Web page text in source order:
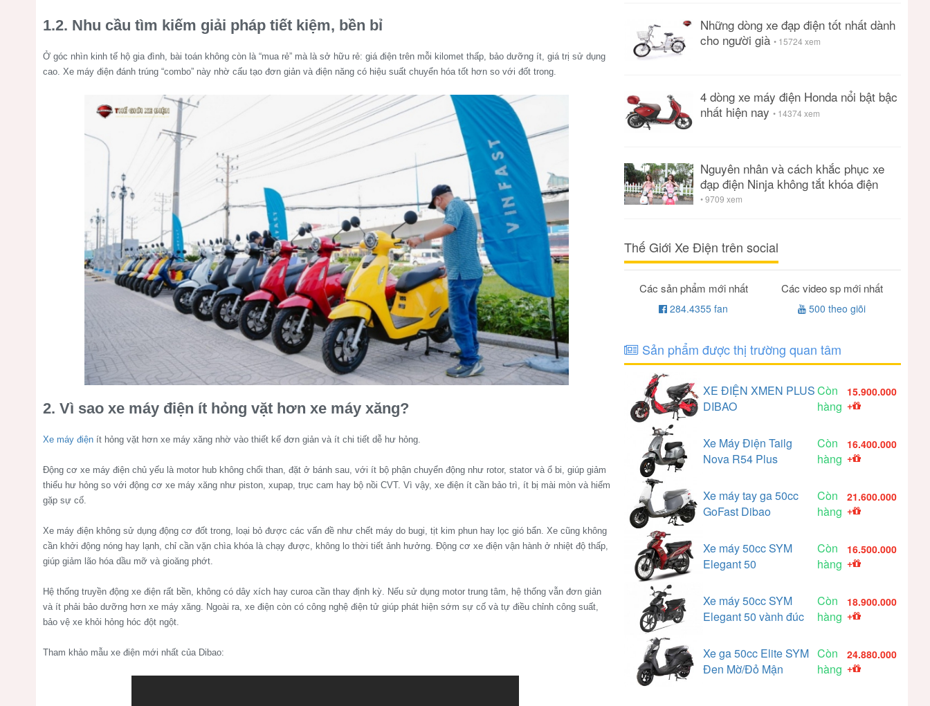
1.2. Nhu cầu tìm kiếm giải pháp tiết kiệm, bền bỉ
Ở góc nhìn kinh tế hộ gia đình, bài toán không còn là “mua rẻ” mà là sở hữu rẻ: giá điện trên mỗi kilomet thấp, bảo dưỡng ít, giá trị sử dụng
cao. Xe máy điện đánh trúng “combo” này nhờ cấu tạo đơn giản và điện năng có hiệu suất chuyển hóa tốt hơn so với đốt trong.
2. Vì sao xe máy điện ít hỏng vặt hơn xe máy xăng?
Xe máy điện ít hỏng vặt hơn xe máy xăng nhờ vào thiết kế đơn giản và ít chi tiết dễ hư hỏng.
Động cơ xe máy điện chủ yếu là motor hub không chổi than, đặt ở bánh sau, với ít bộ phận chuyển động như rotor, stator và ổ bi, giúp giảm
thiểu hư hỏng so với động cơ xe máy xăng như piston, xupap, trục cam hay bộ nồi CVT. Vì vậy, xe điện ít cần bảo trì, ít bị mài mòn và hiếm
gặp sự cố.
Xe máy điện không sử dụng động cơ đốt trong, loại bỏ được các vấn đề như chết máy do bugi, tịt kim phun hay lọc gió bẩn. Xe cũng không
cần khởi động nóng hay lạnh, chỉ cần vặn chìa khóa là chạy được, không lo thời tiết ảnh hưởng. Động cơ xe điện vận hành ở nhiệt độ thấp,
giúp giảm lão hóa dầu mỡ và gioăng phớt.
Hệ thống truyền động xe điện rất bền, không có dây xích hay curoa cần thay định kỳ. Nếu sử dụng motor trung tâm, hệ thống vẫn đơn giản
và ít phải bảo dưỡng hơn xe máy xăng. Ngoài ra, xe điện còn có công nghệ điện tử giúp phát hiện sớm sự cố và tự điều chỉnh công suất,
bảo vệ xe khỏi hỏng hóc đột ngột.
Tham khảo mẫu xe điện mới nhất của Dibao:
Những dòng xe đạp điện tốt nhất dành
cho người già • 15724 xem
4 dòng xe máy điện Honda nổi bật bậc
nhất hiện nay • 14374 xem
Nguyên nhân và cách khắc phục xe
đạp điện Ninja không tắt khóa điện
• 9709 xem
Thế Giới Xe Điện trên social
Các sản phẩm mới nhất
284.4355 fan
Các video sp mới nhất
500 theo giõi
Sản phẩm được thị trường quan tâm
XE ĐIỆN XMEN PLUS
DIBAO
Còn
hàng
15.900.000
+
Xe Máy Điện Tailg
Nova R54 Plus
Còn
hàng
16.400.000
+
Xe máy tay ga 50cc
GoFast Dibao
Còn
hàng
21.600.000
+
Xe máy 50cc SYM
Elegant 50
Còn
hàng
16.500.000
+
Xe máy 50cc SYM
Elegant 50 vành đúc
Còn
hàng
18.900.000
+
Xe ga 50cc Elite SYM
Đen Mờ/Đỏ Mận
Còn
hàng
24.880.000
+